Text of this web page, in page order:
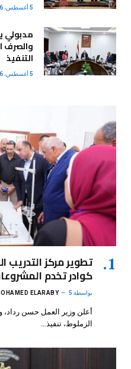
5 أغسطس، 2026
مدبولي
التنفيذ
5 أغسطس، 2026
كوادر تخدم
بواسطة ELARABY 5 أغسطس، 2026
أعلن وزير العمل حسن رداد،
الزملوط، تنفيذ…